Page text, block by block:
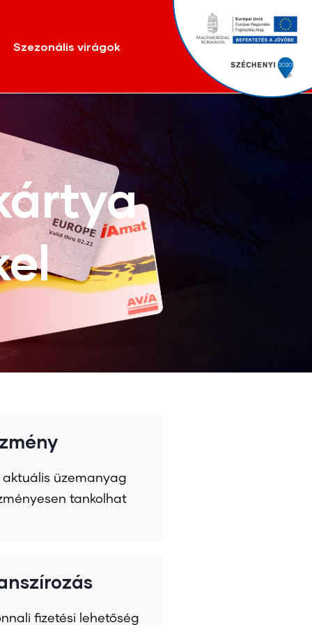
Szezonális virágok
üzemanyag
tankolhat
fizetési lehetőség